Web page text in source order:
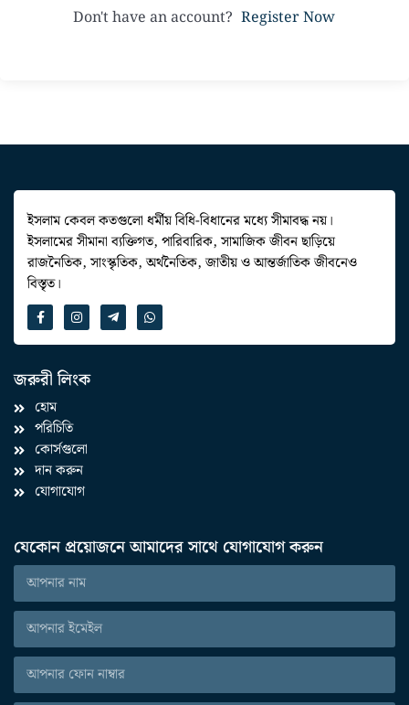
Don't have an account? Register Now
ইসলাম কেবল কতগুলো ধর্মীয় বিধি-বিধানের মধ্যে সীমাবদ্ধ নয়।
ইসলামের সীমানা ব্যক্তিগত, পারিবারিক, সামাজিক জীবন ছাড়িয়ে
রাজনৈতিক, সাংস্কৃতিক, অর্থনৈতিক, জাতীয় ও আন্তর্জাতিক জীবনেও
বিস্তৃত।
জরুরী লিংক
হোম
পরিচিতি
কোর্সগুলো
দান করুন
যোগাযোগ
যেকোন প্রয়োজনে আমাদের সাথে যোগাযোগ করুন